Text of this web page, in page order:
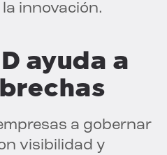
innovación.
ayuda a
a gobernar
visibilidad y